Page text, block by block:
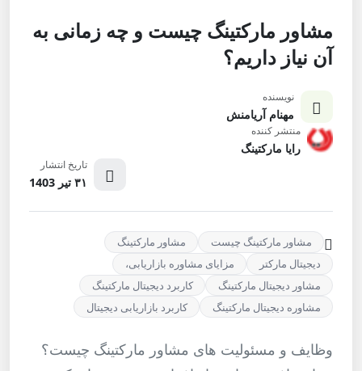
مشاور مارکتینگ چیست و چه زمانی به
آن نیاز داریم؟
نویسنده
مهنام آریامنش
منتشر کننده
رایا مارکتینگ
تاریخ انتشار
۳۱ تیر 1403
مشاور مارکتینگ چیست
مشاور مارکتینگ
دیجیتال مارکتر
مزایای مشاوره بازاریابی،
مشاور دیجیتال مارکتینگ
کاربرد دیجیتال مارکتینگ
مشاوره دیجیتال مارکتینگ
کاربرد بازاریابی دیجیتال
وظایف و مسئولیت های مشاور مارکتینگ چیست؟